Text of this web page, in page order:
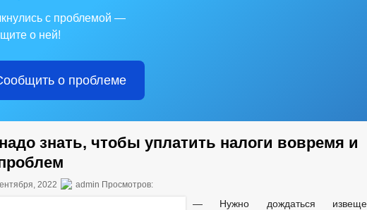
с проблемой —
о ней!
о проблеме
знать, чтобы уплатить налоги вовремя и
2022 admin Просмотров:
— Нужно дождаться